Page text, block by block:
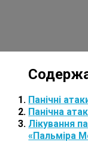
Панічні
Панічна
Лікування
«Пальміра